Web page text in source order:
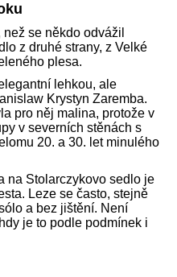
se někdo odvážil
z druhé strany, z Velké
plesa.
lehkou, ale
Krystyn Zaremba.
pro něj malina, protože v
v severních stěnách s
20. a 30. let minulého
na Stolarczykovo sedlo je
Leze se často, stejně
a bez jištění. Není
je to podle podmínek i